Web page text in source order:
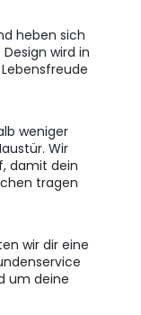
heben sich
wird in
weniger
Wir
damit dein
tragen
wir dir eine
um deine